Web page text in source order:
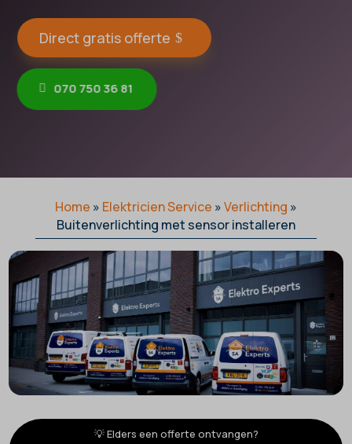
Direct gratis offerte
070 750 36 81
Home » Elektricien Service »Verlichting »
Buitenverlichting met sensor installeren
💡 Elders een offerte ontvangen?